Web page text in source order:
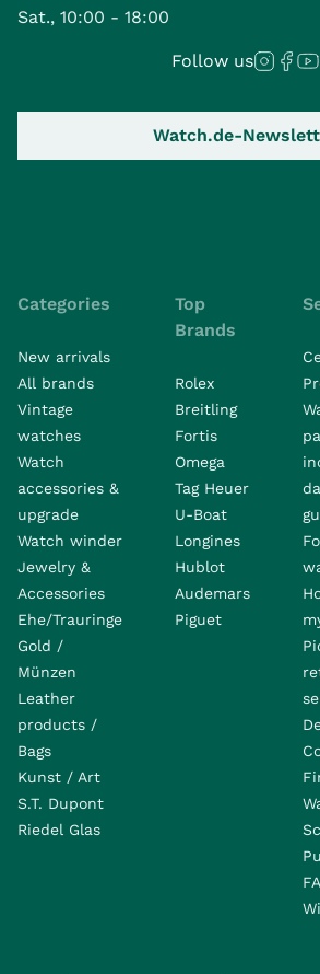
Sat., 10:00 - 18:00
Follow us
Watch.de-
Categories
New arrivals
All brands
Vintage
watches
Watch
accessories &
upgrade
Watch winder
Jewelry &
Accessories
Ehe/Trauringe
Gold /
Münzen
Leather
products /
Bags
Kunst / Art
S.T. Dupont
Riedel Glas
Top
Brands
Rolex
Breitling
Fortis
Omega
Tag Heuer
U-Boat
Longines
Hublot
Audemars
Piguet